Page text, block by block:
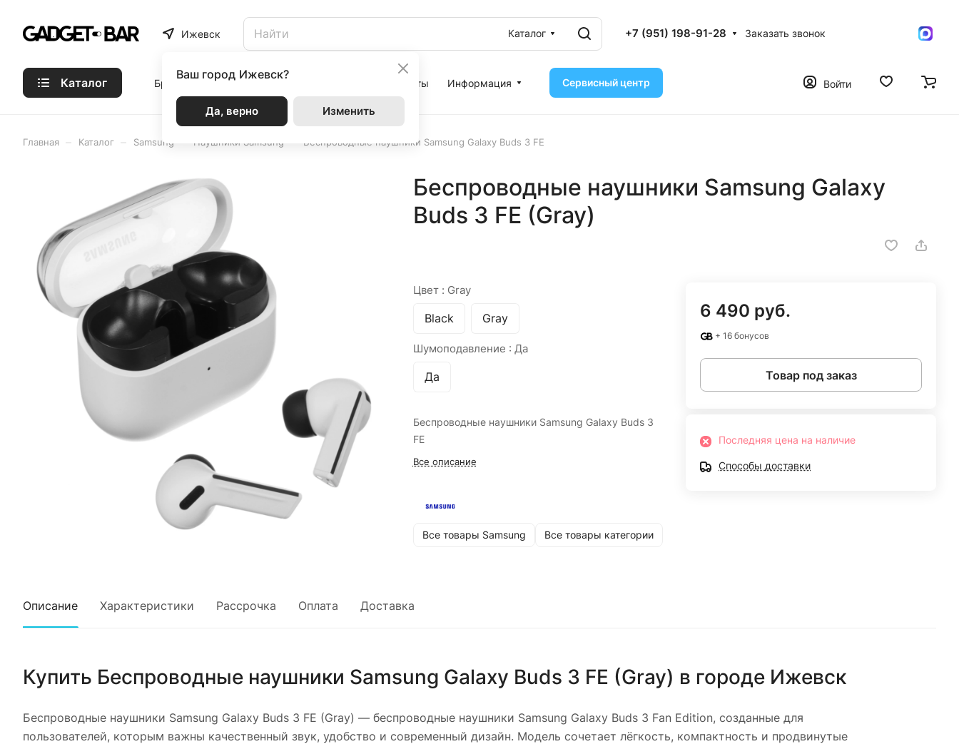
Ижевск
Ваш город Ижевск?
Да, верно Изменить
Каталог +7 (951) 198-91-28 Заказать звонок
Каталог Бренды Статьи Акции Контакты Информация Сервисный центр Войти
Главная Каталог Samsung Наушники Samsung Беспроводные наушники Samsung Galaxy Buds 3 FE
Беспроводные наушники Samsung Galaxy
Buds 3 FE (Gray)
Цвет : Gray
Black Gray
Шумоподавление : Да
Да
Беспроводные наушники Samsung Galaxy Buds 3
FE
Все описание
Все товары Samsung Все товары категории
6 490 руб.
+ 16 бонусов
Товар под заказ
Последняя цена на наличие
Способы доставки
Описание Характеристики Рассрочка Оплата Доставка
Купить Беспроводные наушники Samsung Galaxy Buds 3 FE (Gray) в городе Ижевск
Беспроводные наушники Samsung Galaxy Buds 3 FE (Gray) — беспроводные наушники Samsung Galaxy Buds 3 Fan Edition, созданные для
пользователей, которым важны качественный звук, удобство и современный дизайн. Модель сочетает лёгкость, компактность и продвинутые